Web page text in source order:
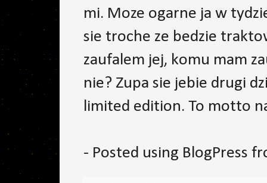
mi. Moze ogarne ja w
sie troche ze bedzie
zaufalem jej, komu mam
nie? Zupa sie jebie drugi
limited edition. To motto
- Posted using BlogPress